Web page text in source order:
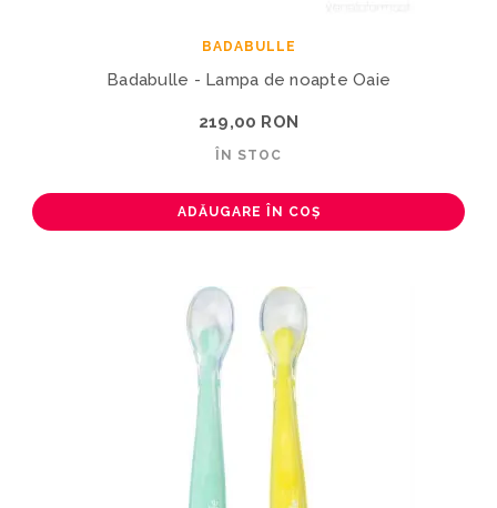
BADABULLE
Badabulle - Lampa de noapte Oaie
219,00 RON
ÎN STOC
ADĂUGARE ÎN COȘ